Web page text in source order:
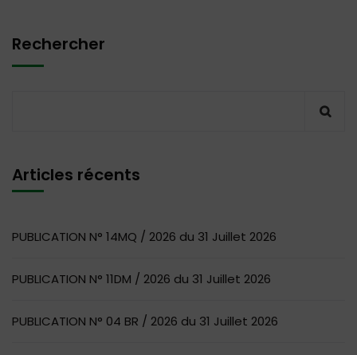
Rechercher
Articles récents
PUBLICATION N° 14MQ / 2026 du 31 Juillet 2026
PUBLICATION N° 11DM / 2026 du 31 Juillet 2026
PUBLICATION N° 04 BR / 2026 du 31 Juillet 2026